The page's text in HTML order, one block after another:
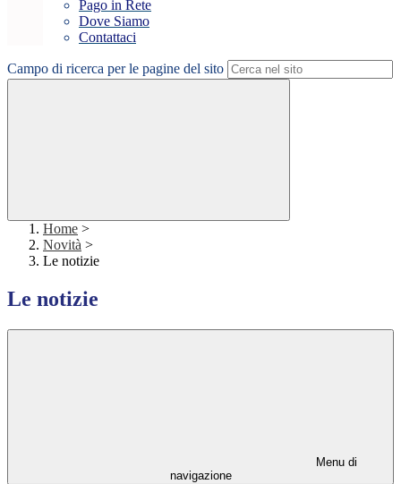
Pago in Rete
Dove Siamo
Contattaci
Campo di ricerca per le pagine del sito
Home >
Novità >
Le notizie
Le notizie
Menu di
navigazione